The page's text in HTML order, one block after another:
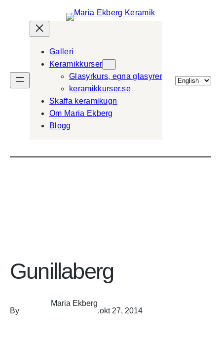
Galleri
Keramikkurser
Glasyrkurs, egna glasyrer
keramikkurser.se
Skaffa keramikugn
Om Maria Ekberg
Blogg
Välj
Gunillaberg
By
Maria Ekberg
.okt 27, 2014